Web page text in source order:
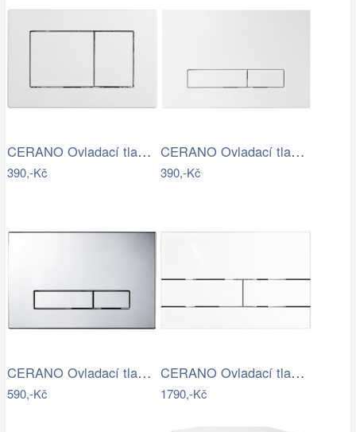
CERANO Ovladací tlačítko WC modulů Lite…
390,-Kč
CERANO Ovladací tlačítko WC modulů Lite…
390,-Kč
CERANO Ovladací tlačítko WC modulů Lite…
590,-Kč
CERANO Ovladací tlačítko WC modulů Lite…
1790,-Kč